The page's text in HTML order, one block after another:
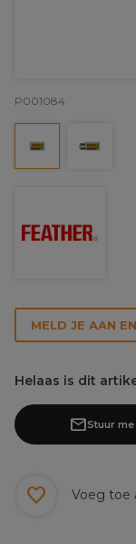
P001084
MELD JE AAN
Helaas is dit
Stuur
Voeg toe